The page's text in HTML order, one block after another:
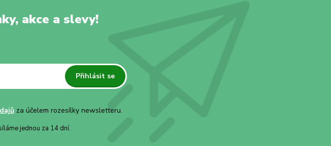
akce a slevy!
Přihlásit se
za účelem rozesílky newsletteru.
jednou za 14 dní.